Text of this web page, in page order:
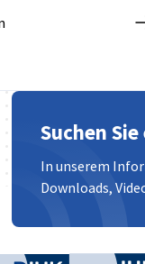
Suchen
In unserem
Downloads,